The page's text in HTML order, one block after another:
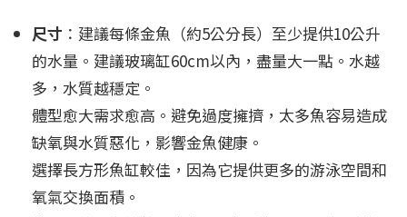
尺寸 ：建議每條金魚（約5公分長）至少提供10公升
的水量。建議玻璃缸60cm以內，盡量大一點。水越
多，水質越穩定。
體型愈大需求愈高。避免過度擁擠，太多魚容易造成
缺氧與水質惡化，影響金魚健康。
選擇長方形魚缸較佳，因為它提供更多的游泳空間和
氧氣交換面積。